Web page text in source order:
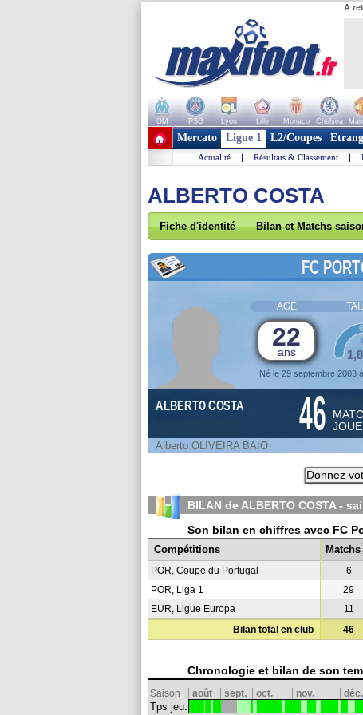
A
OM PSG Lyon Lille Monaco Chelsea
+ de clubs
Mercato Ligue 1 L2/Coupes
Actualité | Résultats & Classement |
ALBERTO COSTA
Fiche d'identité Bilan et Matchs
FC
AGE
22
ans
Né le 29 septembre 2003
ALBERTO COSTA 46
Alberto OLIVEIRA BAIO
Donnez
BILAN de ALBERTO COSTA -
Son bilan en chiffres avec FC
Compétitions
Matchs
POR, Coupe du Portugal 6
POR, Liga 1
29
EUR, Ligue Europa
11
Bilan total en club
46
Chronologie et bilan de son
Saison août sept. oct. nov. déc.
Tps jeu: